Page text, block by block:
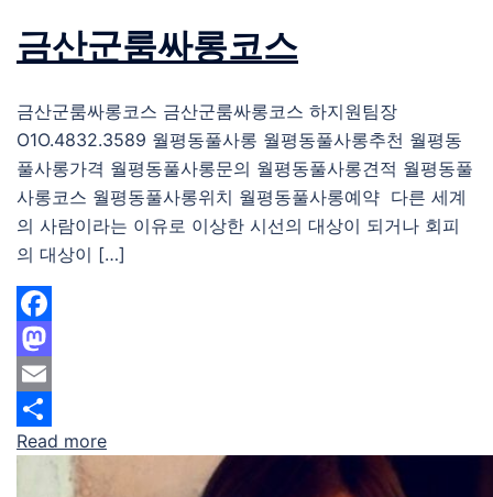
금산군룸싸롱코스
금산군룸싸롱코스 금산군룸싸롱코스 하지원팀장
O1O.4832.3589 월평동풀사롱 월평동풀사롱추천 월평동
풀사롱가격 월평동풀사롱문의 월평동풀사롱견적 월평동풀
사롱코스 월평동풀사롱위치 월평동풀사롱예약 다른 세계
의 사람이라는 이유로 이상한 시선의 대상이 되거나 회피
의 대상이 […]
Facebook
Mastodon
Email
Share
Read more